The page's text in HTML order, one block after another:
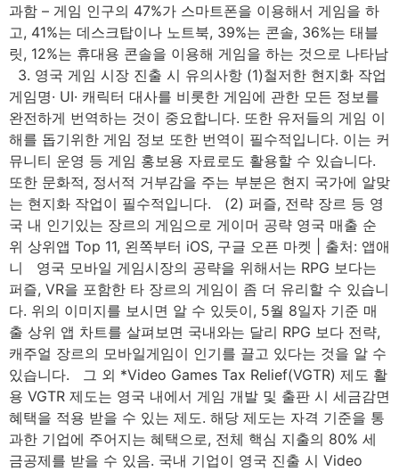
과함 – 게임 인구의 47%가 스마트폰을 이용해서 게임을 하
고, 41%는 데스크탑이나 노트북, 39%는 콘솔, 36%는 태블
릿, 12%는 휴대용 콘솔을 이용해 게임을 하는 것으로 나타남
3. 영국 게임 시장 진출 시 유의사항 (1)철저한 현지화 작업
게임명· UI· 캐릭터 대사를 비롯한 게임에 관한 모든 정보를
완전하게 번역하는 것이 중요합니다. 또한 유저들의 게임 이
해를 돕기위한 게임 정보 또한 번역이 필수적입니다. 이는 커
뮤니티 운영 등 게임 홍보용 자료로도 활용할 수 있습니다.
또한 문화적, 정서적 거부감을 주는 부분은 현지 국가에 알맞
는 현지화 작업이 필수적입니다. (2) 퍼즐, 전략 장르 등 영
국 내 인기있는 장르의 게임으로 게이머 공략 영국 매출 순
위 상위앱 Top 11, 왼쪽부터 iOS, 구글 오픈 마켓 | 출처: 앱애
니 영국 모바일 게임시장의 공략을 위해서는 RPG 보다는
퍼즐, VR을 포함한 타 장르의 게임이 좀 더 유리할 수 있습니
다. 위의 이미지를 보시면 알 수 있듯이, 5월 8일자 기준 매
출 상위 앱 차트를 살펴보면 국내와는 달리 RPG 보다 전략,
캐주얼 장르의 모바일게임이 인기를 끌고 있다는 것을 알 수
있습니다. 그 외 *Video Games Tax Relief(VGTR) 제도 활
용 VGTR 제도는 영국 내에서 게임 개발 및 출판 시 세금감면
혜택을 적용 받을 수 있는 제도. 해당 제도는 자격 기준을 통
과한 기업에 주어지는 혜택으로, 전체 핵심 지출의 80% 세
금공제를 받을 수 있음. 국내 기업이 영국 진출 시 Video